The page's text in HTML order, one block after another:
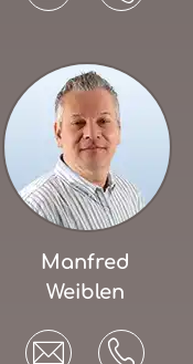
Manfred
Weiblen